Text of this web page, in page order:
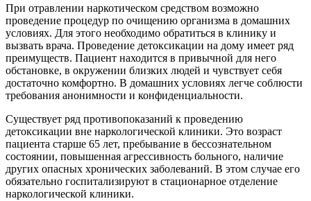
При отравлении наркотическом средством возможно
проведение процедур по очищению организма в домашних
условиях. Для этого необходимо обратиться в клинику и
вызвать врача. Проведение детоксикации на дому имеет ряд
преимуществ. Пациент находится в привычной для него
обстановке, в окружении близких людей и чувствует себя
достаточно комфортно. В домашних условиях легче соблюсти
требования анонимности и конфиденциальности.
Существует ряд противопоказаний к проведению
детоксикации вне наркологической клиники. Это возраст
пациента старше 65 лет, пребывание в бессознательном
состоянии, повышенная агрессивность больного, наличие
других опасных хронических заболеваний. В этом случае его
обязательно госпитализируют в стационарное отделение
наркологической клиники.